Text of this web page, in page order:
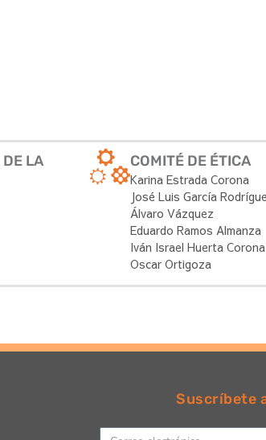
DE LA
COMITÉ DE ÉTICA
Karina Estrada Corona
José Luis García
Álvaro Vázquez
Eduardo Ramos Almanza
Iván Israel Huerta Corona
Oscar Ortigoza
Suscríbete